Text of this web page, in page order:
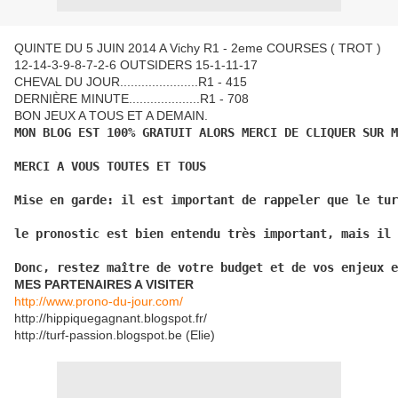
QUINTE DU 5 JUIN 2014 A Vichy R1 - 2eme COURSES ( TROT )
12-14-3-9-8-7-2-6 OUTSIDERS 15-1-11-17
CHEVAL DU JOUR......................R1 - 415
DERNIÈRE MINUTE....................R1 - 708
BON JEUX A TOUS ET A DEMAIN.
MON BLOG EST 100% GRATUIT ALORS MERCI DE CLIQUER
MERCI A VOUS TOUTES ET TOUS
Mise en garde: il est important de rappeler que le
le pronostic est bien entendu très important, mais il
Donc, restez maître de votre budget et de vos enjeux
MES PARTENAIRES A VISITER
http://www.prono-du-jour.com/
http://hippiquegagnant.blogspot.fr/
http://turf-passion.blogspot.be (Elie)